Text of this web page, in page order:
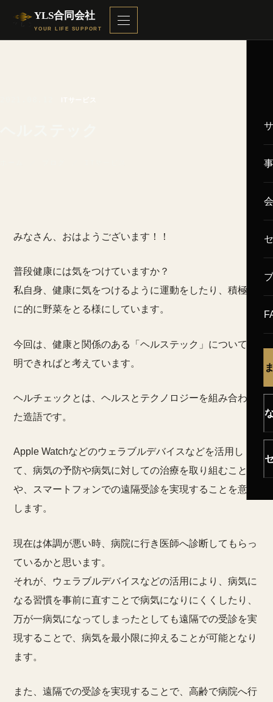
YLS合同会社
YOUR LIFE SUPPORT
みなさん、おはようございます！！
普段健康には気をつけていますか？
私自身、健康に気をつけるように運動をしたり、積極的
に的に野菜をとる様にしています。
今回は、健康と関係のある「ヘルステック」について説
明できればと考えています。
ヘルチェックとは、ヘルスとテクノロジーを組み合わせ
た造語です。
Apple Watchなどのウェラブルデバイスなどを活用し
て、病気の予防や病気に対しての治療を取り組むこと
や、スマートフォンでの遠隔受診を実現することを意味
します。
現在は体調が悪い時、病院に行き医師へ診断してもらっ
ているかと思います。
それが、ウェラブルデバイスなどの活用により、病気に
なる習慣を事前に直すことで病気になりにくくしたり、
万が一病気になってしまったとしても遠隔での受診を実
現することで、病気を最小限に抑えることが可能となり
ます。
また、遠隔での受診を実現することで、高齢で病院へ行